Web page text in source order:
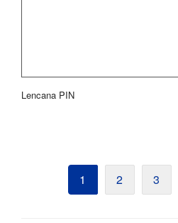
Lencana PIN
1 2 3